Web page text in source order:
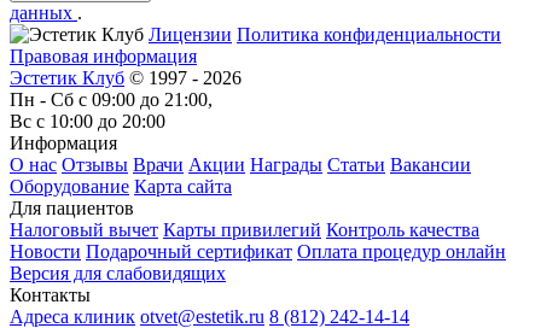
данных .
Лицензии Политика конфиденциальности
Правовая информация
Эстетик Клуб © 1997 - 2026
Пн - Сб с 09:00 до 21:00,
Вс с 10:00 до 20:00
Информация
О нас Отзывы Врачи Акции Награды Статьи Вакансии
Оборудование Карта сайта
Для пациентов
Налоговый вычет Карты привилегий Контроль качества
Новости Подарочный сертификат Оплата процедур онлайн
Версия для слабовидящих
Контакты
Адреса клиник otvet@estetik.ru 8 (812) 242-14-14